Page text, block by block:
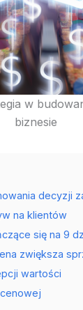
w
biznesie
decyzji
na klientów
się na 9
zwiększa
wartości